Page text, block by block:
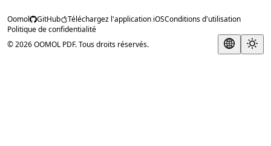
Oomol GitHub Téléchargez l'application iOSConditions d'utilisation
Politique de confidentialité
© 2026 OOMOL PDF. Tous droits réservés.